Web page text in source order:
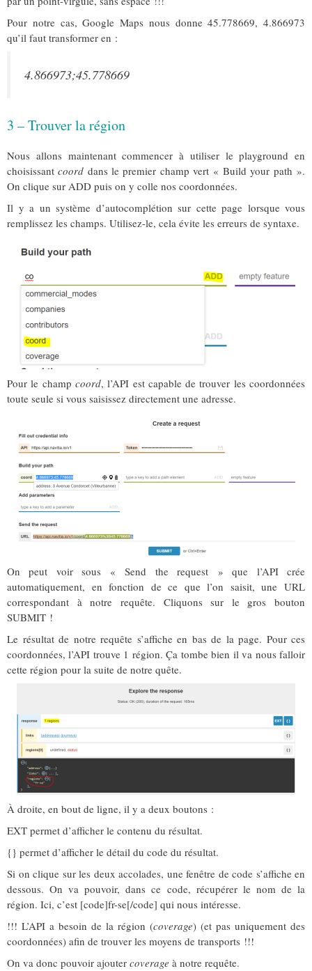
Pour notre cas, Google Maps nous donne 45.778669, 4.866973
qu’il faut transformer en :
4.866973;45.778669
3 – Trouver la région
Nous allons maintenant commencer à utiliser le playground en
choisissantcoord dans le premier champ vert « Build your path ».
On clique sur ADD puis on y colle nos coordonnées.
Il y a un système d’autocomplétion sur cette page lorsque vous
remplissez les champs. Utilisez-le, cela évite les erreurs de syntaxe.
Pour le champ coord, l’API est capable de trouver les coordonnées
toute seule si vous saisissez directement une adresse.
On peut voir sous « Send the request » que l’API crée
automatiquement, en fonction de ce que l’on saisit, une URL
correspondant à notre requête. Cliquons sur le gros bouton
SUBMIT !
Le résultat de notre requête s’affiche en bas de la page. Pour ces
coordonnées, l’API trouve 1 région. Ça tombe bien il va nous falloir
cette région pour la suite de notre quête.
À droite, en bout de ligne, il y a deux boutons :
EXT permet d’afficher le contenu du résultat.
{} permet d’afficher le détail du code du résultat.
Si on clique sur les deux accolades, une fenêtre de code s’affiche en
dessous. On va pouvoir, dans ce code, récupérer le nom de la
région. Ici, c’est [code]fr-se[/code] qui nous intéresse.
!!! L’API a besoin de la région (coverage) (et pas uniquement des
coordonnées) afin de trouver les moyens de transports !!!
On va donc pouvoir ajouter coverage à notre requête.